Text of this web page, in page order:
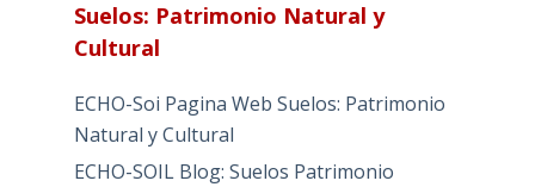
Suelos: Patrimonio Natural y
Cultural
ECHO-Soi Pagina Web Suelos: Patrimonio
Natural y Cultural
ECHO-SOIL Blog: Suelos Patrimonio